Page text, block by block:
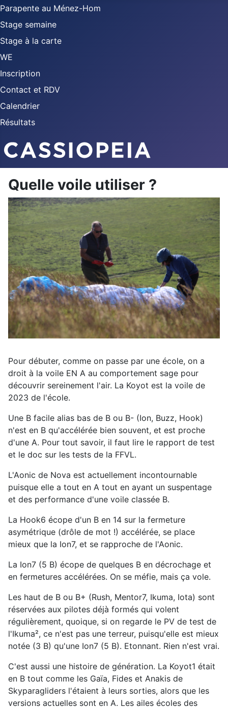
Parapente au Ménez-Hom
Stage semaine
Stage à la carte
WE
Inscription
Contact et RDV
Calendrier
Résultats
Quelle voile utiliser ?
Pour débuter, comme on passe par une école, on a
droit à la voile EN A au comportement sage pour
découvrir sereinement l'air. La Koyot est la voile de
2023 de l'école.
Une B facile alias bas de B ou B- (Ion, Buzz, Hook)
n'est en B qu'accélérée bien souvent, et est proche
d'une A. Pour tout savoir, il faut lire le rapport de test
et le doc sur les tests de la FFVL.
L'Aonic de Nova est actuellement incontournable
puisque elle a tout en A tout en ayant un suspentage
et des performance d'une voile classée B.
La Hook6 écope d'un B en 14 sur la fermeture
asymétrique (drôle de mot !) accélérée, se place
mieux que la Ion7, et se rapproche de l'Aonic.
La Ion7 (5 B) écope de quelques B en décrochage et
en fermetures accélérées. On se méfie, mais ça vole.
Les haut de B ou B+ (Rush, Mentor7, Ikuma, Iota) sont
réservées aux pilotes déjà formés qui volent
régulièrement, quoique, si on regarde le PV de test de
l'Ikuma², ce n'est pas une terreur, puisqu'elle est mieux
notée (3 B) qu'une Ion7 (5 B). Etonnant. Rien n'est vrai.
C'est aussi une histoire de génération. La Koyot1 était
en B tout comme les Gaïa, Fides et Anakis de
Skyparagliders l'étaient à leurs sorties, alors que les
versions actuelles sont en A. Les ailes écoles des